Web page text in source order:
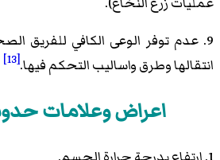
9. عدم توفر الوعى الكافي للفريق
انتقالها وطرق واساليب التحكم فيها.[13]
اعراض وعلامات